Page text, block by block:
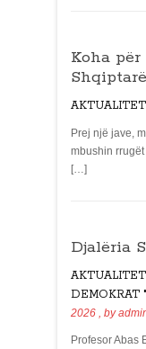
Koha
Prej një jave,
mbushin
[…]
Djalëria
DEMOKRAT
2026 , by
Profesor Abas